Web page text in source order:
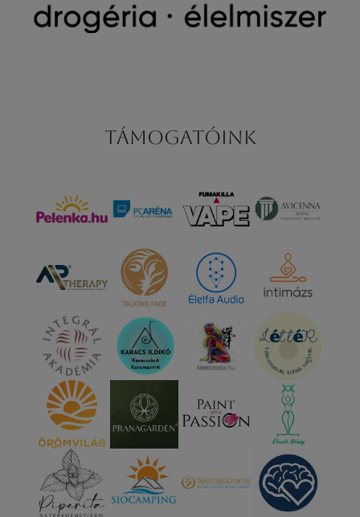
Támogatóink